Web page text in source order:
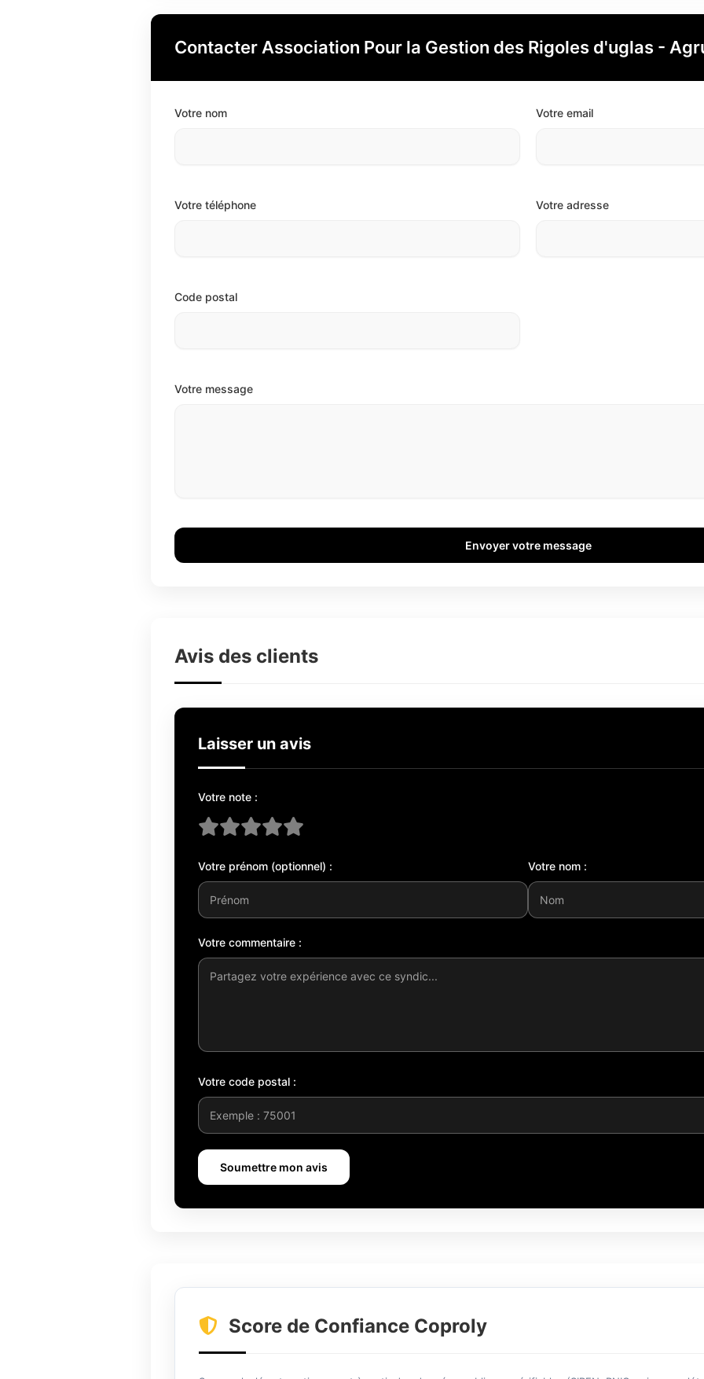
Contacter Association Pour la Gestion des Rigoles d'uglas -
Votre nom Votre email
Votre téléphone Votre adresse
Code postal
Votre message
Envoyer votre message
Avis des clients
Laisser un avis
Votre note :
Votre prénom (optionnel) : Votre nom :
Votre commentaire :
Votre code postal :
Soumettre mon avis
Score de Confiance Coproly